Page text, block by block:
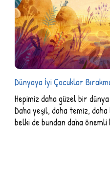
Dünyaya İyi Çocuklar
Hepimiz daha güzel bir
Daha yeşil, daha temiz,
belki de bundan daha